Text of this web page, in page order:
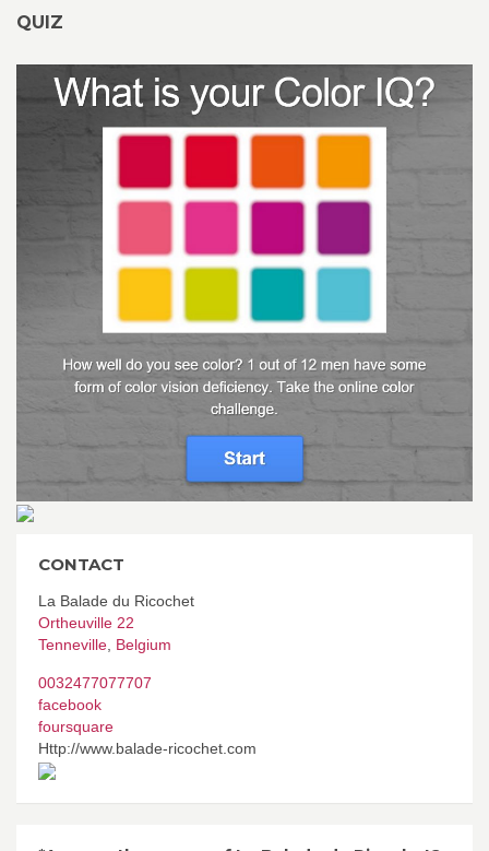
QUIZ
CONTACT
La Balade du Ricochet
Ortheuville 22
Tenneville Belgium
0032477077707
facebook
foursquare
Http://www.balade-ricochet.com